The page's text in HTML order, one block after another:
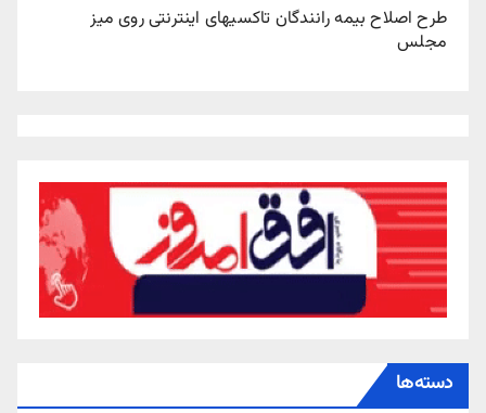
طرح اصلاح بیمه رانندگان تاکسیهای اینترنتی روی میز
مجلس
دسته‌ها